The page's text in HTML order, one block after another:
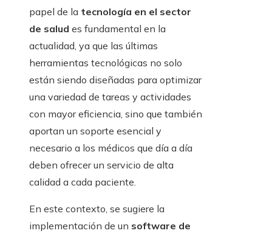
papel de la tecnología en el sector
de salud es fundamental en la
actualidad, ya que las últimas
herramientas tecnológicas no solo
están siendo diseñadas para optimizar
una variedad de tareas y actividades
con mayor eficiencia, sino que también
aportan un soporte esencial y
necesario a los médicos que día a día
deben ofrecer un servicio de alta
calidad a cada paciente.
En este contexto, se sugiere la
implementación de un software de